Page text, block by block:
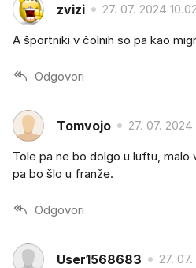
zvizi 27. 07. 2024 10.02
A športniki v čolnih so pa kao
Odgovori
Tomvojo 27. 07.
Tole pa ne bo dolgo u luftu, malo
pa bo šlo u franže.
Odgovori
User1568683 27.